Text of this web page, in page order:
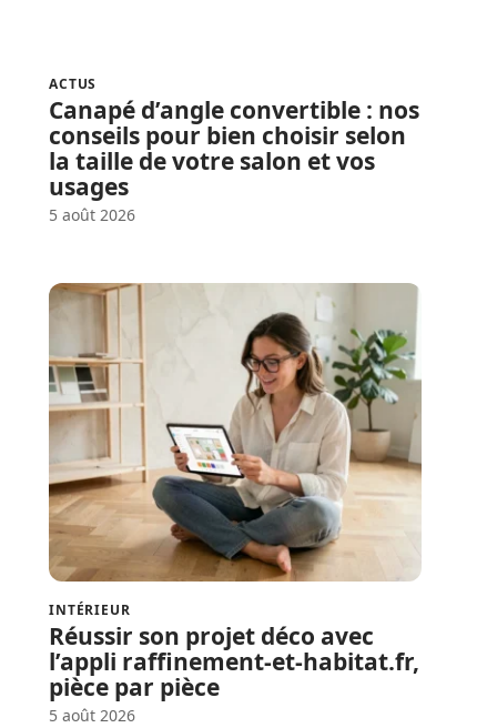
ACTUS
Canapé d’angle convertible : nos
conseils pour bien choisir selon
la taille de votre salon et vos
usages
5 août 2026
INTÉRIEUR
Réussir son projet déco avec
l’appli raffinement-et-habitat.fr,
pièce par pièce
5 août 2026